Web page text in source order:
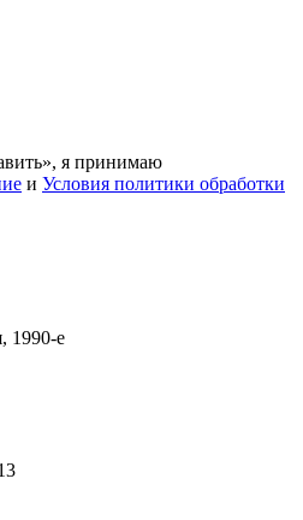
я принимаю
и Условия политики обработки
1990-е